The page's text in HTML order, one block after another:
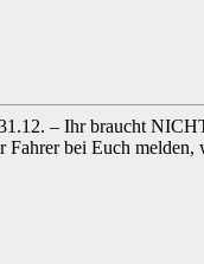
– Ihr braucht
bei Euch